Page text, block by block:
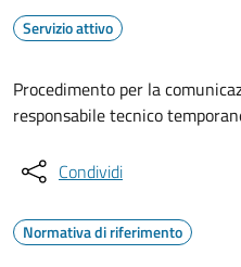
Servizio attivo
Procedimento per la
responsabile tecnico
Condividi
Normativa di riferimento